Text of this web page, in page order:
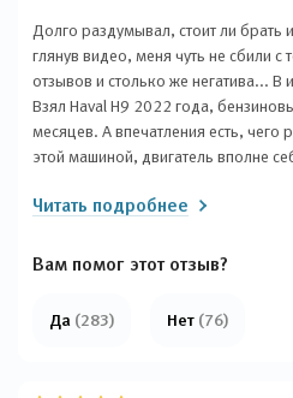
Долго раздумывал, стоит ли брать
глянув видео, меня чуть не сбили
отзывов и столько же негатива... В
Взял Haval H9 2022 года,
месяцев. А впечатления есть, чего
этой машиной, двигатель вполне
ездить спокойно, но о своем
обозреватели, у меня не было!
особенность настроек... Есть и
Читать подробнее
Вам помог этот отзыв?
Да (283) Нет (76)